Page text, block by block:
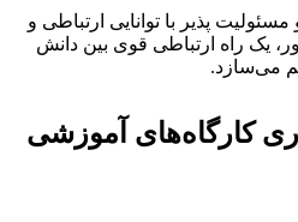
پذیر با توانایی ارتباطی و
یک راه ارتباطی قوی بین دانش
کارگاه‌های آموزشی